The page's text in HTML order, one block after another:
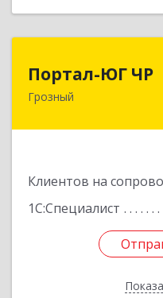
Портал-ЮГ ЧР
Грозный
Клиентов на
1С:Специалист
364906, Чеченская